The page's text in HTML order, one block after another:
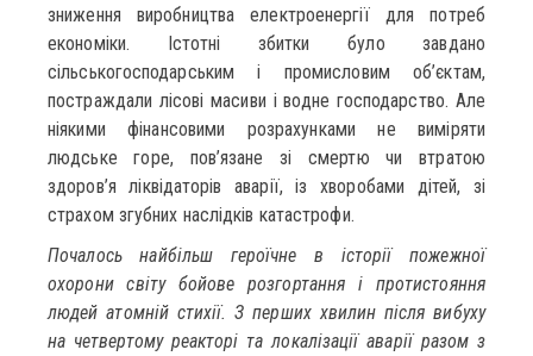
зниження виробництва електроенергії для потреб
економіки. Істотні збитки було завдано
сільськогосподарським і промисловим об’єктам,
постраждали лісові масиви і водне господарство. Але
ніякими фінансовими розрахунками не виміряти
людське горе, пов’язане зі смертю чи втратою
здоров’я ліквідаторів аварії, із хворобами дітей, зі
страхом згубних наслідків катастрофи.
Почалось найбільш героїчне в історії пожежної
охорони світу бойове розгортання і протистояння
людей атомній стихії. З перших хвилин після вибуху
на четвертому реакторі та локалізації аварії разом з